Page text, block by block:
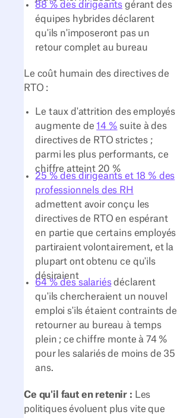
88 % des dirigeants gérant des
équipes hybrides déclarent
qu'ils n'imposeront pas un
retour complet au bureau
Le coût humain des directives de
RTO :
Le taux d'attrition des employés
augmente de 14 % suite à des
directives de RTO strictes ;
parmi les plus performants, ce
chiffre atteint 20 %
25 % des dirigeants et 18 % des
professionnels des RH
admettent avoir conçu les
directives de RTO en espérant
en partie que certains employés
partiraient volontairement, et la
plupart ont obtenu ce qu'ils
désiraient
64 % des salariésdéclarent
qu'ils chercheraient un nouvel
emploi s'ils étaient contraints de
retourner au bureau à temps
plein ; ce chiffre monte à 74 %
pour les salariés de moins de 35
ans.
Ce qu'il faut en retenir : Les
politiques évoluent plus vite que